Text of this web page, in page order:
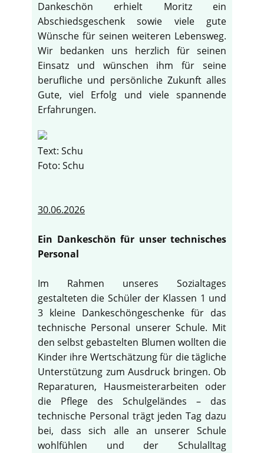
Dankeschön erhielt Moritz ein
Abschiedsgeschenk sowie viele gute
Wünsche für seinen weiteren Lebensweg.
Wir bedanken uns herzlich für seinen
Einsatz und wünschen ihm für seine
berufliche und persönliche Zukunft alles
Gute, viel Erfolg und viele spannende
Erfahrungen.
Text: Schu
Foto: Schu
30.06.2026
Ein Dankeschön für unser technisches
Personal
Im Rahmen unseres Sozialtages
gestalteten die Schüler der Klassen 1 und
3 kleine Dankeschöngeschenke für das
technische Personal unserer Schule. Mit
den selbst gebastelten Blumen wollten die
Kinder ihre Wertschätzung für die tägliche
Unterstützung zum Ausdruck bringen. Ob
Reparaturen, Hausmeisterarbeiten oder
die Pflege des Schulgeländes – das
technische Personal trägt jeden Tag dazu
bei, dass sich alle an unserer Schule
wohlfühlen und der Schulalltag